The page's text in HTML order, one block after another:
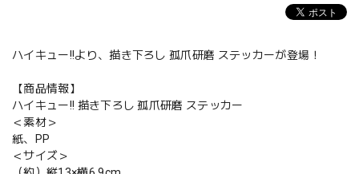
ハイキュー!!より、描き下ろし 孤爪研磨 ステッカーが登場！
【商品情報】
ハイキュー!! 描き下ろし 孤爪研磨 ステッカー
＜素材＞
紙、PP
＜サイズ＞